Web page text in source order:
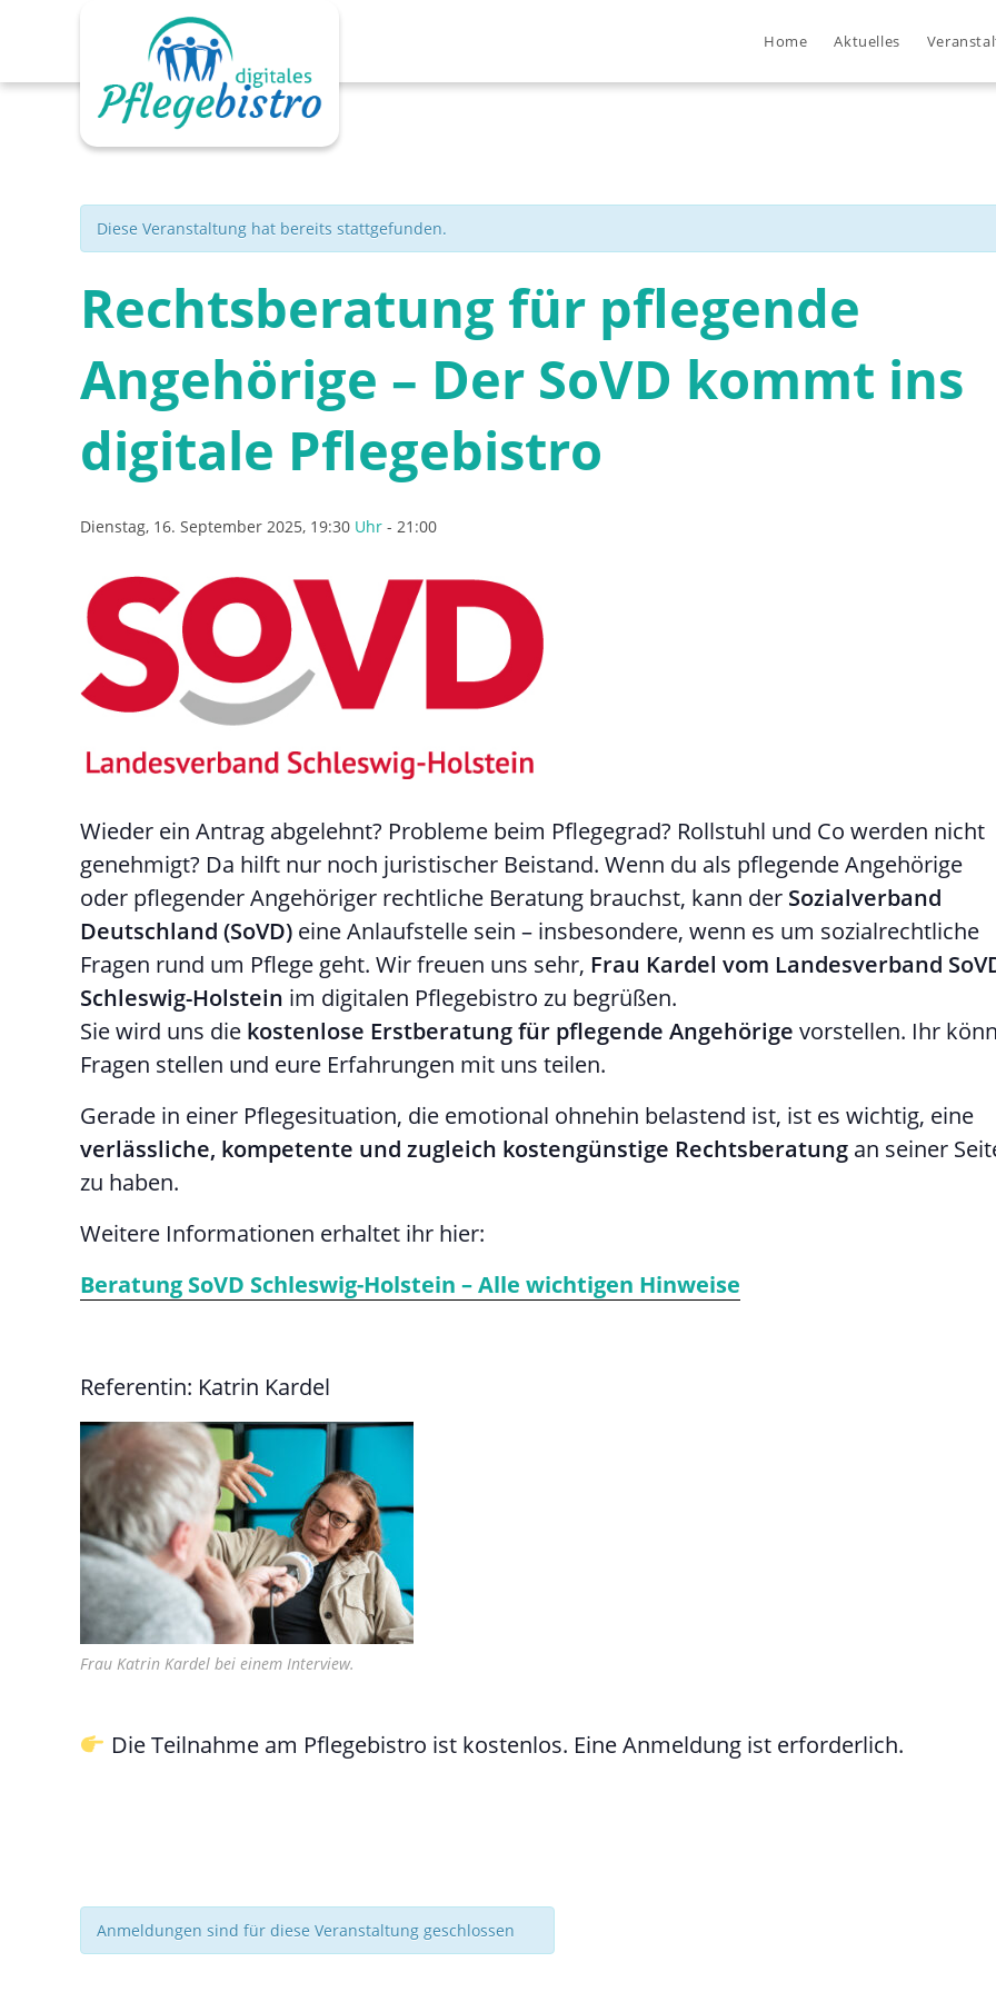
Home Aktuelles
Diese Veranstaltung hat bereits stattgefunden.
Rechtsberatung für pflegende
Angehörige – Der SoVD kommt ins
digitale Pflegebistro
Dienstag, 16. September 2025, 19:30 Uhr - 21:00
Wieder ein Antrag abgelehnt? Probleme beim Pflegegrad? Rollstuhl und Co werden nicht
genehmigt? Da hilft nur noch juristischer Beistand. Wenn du als pflegende Angehörige
oder pflegender Angehöriger rechtliche Beratung brauchst, kann der Sozialverband
Deutschland (SoVD) eine Anlaufstelle sein – insbesondere, wenn es um sozialrechtliche
Fragen rund um Pflege geht. Wir freuen uns sehr, Frau Kardel vom Landesverband
Schleswig-Holstein im digitalen Pflegebistro zu begrüßen.
Sie wird uns die kostenlose Erstberatung für pflegende Angehörige vorstellen. Ihr
Fragen stellen und eure Erfahrungen mit uns teilen.
Gerade in einer Pflegesituation, die emotional ohnehin belastend ist, ist es wichtig, eine
verlässliche, kompetente und zugleich kostengünstige Rechtsberatung an seiner
zu haben.
Weitere Informationen erhaltet ihr hier:
Beratung SoVD Schleswig-Holstein – Alle wichtigen Hinweise
Referentin: Katrin Kardel
Frau Katrin Kardel bei einem Interview.
Die Teilnahme am Pflegebistro ist kostenlos. Eine Anmeldung ist erforderlich.
Anmeldungen sind für diese Veranstaltung geschlossen